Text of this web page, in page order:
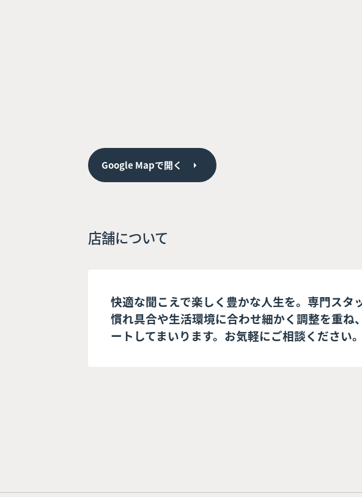
Google Mapで開く
店舗について
快適な聞こえで楽しく豊かな人生を。専門スタ
慣れ具合や生活環境に合わせ細かく調整を重ね
ートしてまいります。お気軽にご相談ください